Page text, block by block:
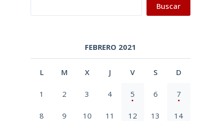
Buscar
FEBRERO 2021
L M X J V S D
1 2 3 4 5 6 7
8 9 10 11 12 13 14